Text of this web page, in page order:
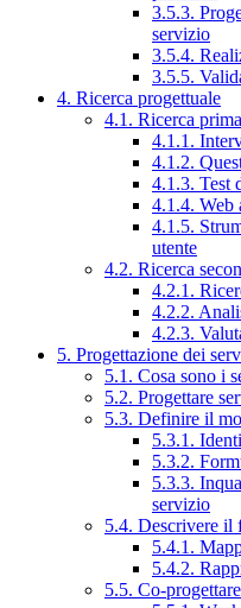
3.5.3.
servizio
3.5.4.
3.5.5.
4. Ricerca progettuale
4.1. Ricerca
4.1.1.
4.1.2.
4.1.3. Test
4.1.4. Web
4.1.5.
utente
4.2. Ricerca
4.2.1.
4.2.2.
4.2.3.
5. Progettazione dei
5.1. Cosa sono i
5.2. Progettare
5.3. Definire il
5.3.1.
5.3.2.
5.3.3.
servizio
5.4. Descrivere il
5.4.1.
5.4.2.
5.5. Co-